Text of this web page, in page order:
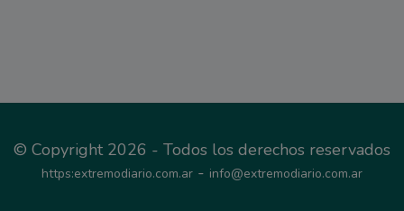
© Copyright 2026 - Todos los derechos reservados
https:extremodiario.com.ar - info@extremodiario.com.ar